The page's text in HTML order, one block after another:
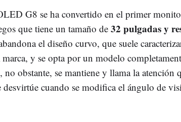
G8 se ha convertido en el primer
que tiene un tamaño de 32 pulgadas y
el diseño curvo, que suele
y se opta por un modelo
no obstante, se mantiene y llama la atención
desvirtúe cuando se modifica el ángulo de